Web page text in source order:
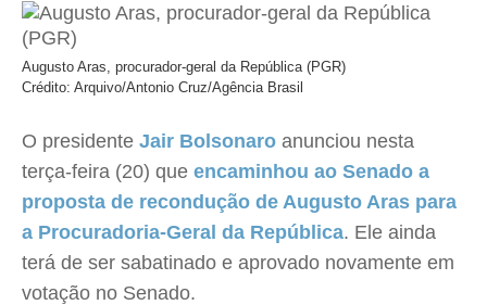
Augusto Aras, procurador-geral da República (PGR)
Crédito: Arquivo/Antonio Cruz/Agência Brasil
O presidente Jair Bolsonaro anunciou nesta
terça-feira (20) que encaminhou ao Senado a
proposta de recondução de Augusto Aras para
a Procuradoria-Geral da República. Ele ainda
terá de ser sabatinado e aprovado novamente em
votação no Senado.